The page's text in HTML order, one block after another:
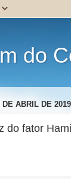
do
ABRIL DE 2019
do fator